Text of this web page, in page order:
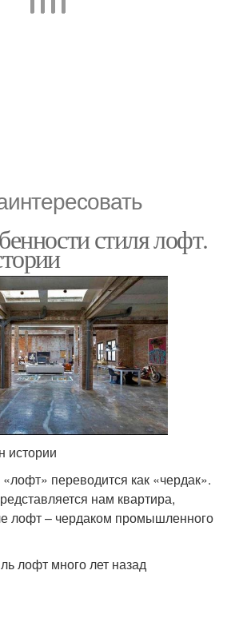
стиля лофт.
истории
переводится как «чердак».
нам квартира,
лофт – чердаком промышленного
лофт много лет назад